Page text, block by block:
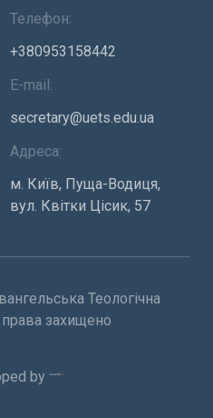
Телефон:
+380953158442
E-mail:
secretary@uets.edu.ua
Адреса:
м. Київ, Пуща-Водиця,
вул. Квітки Цісик, 57
Теологічна
права захищено
by